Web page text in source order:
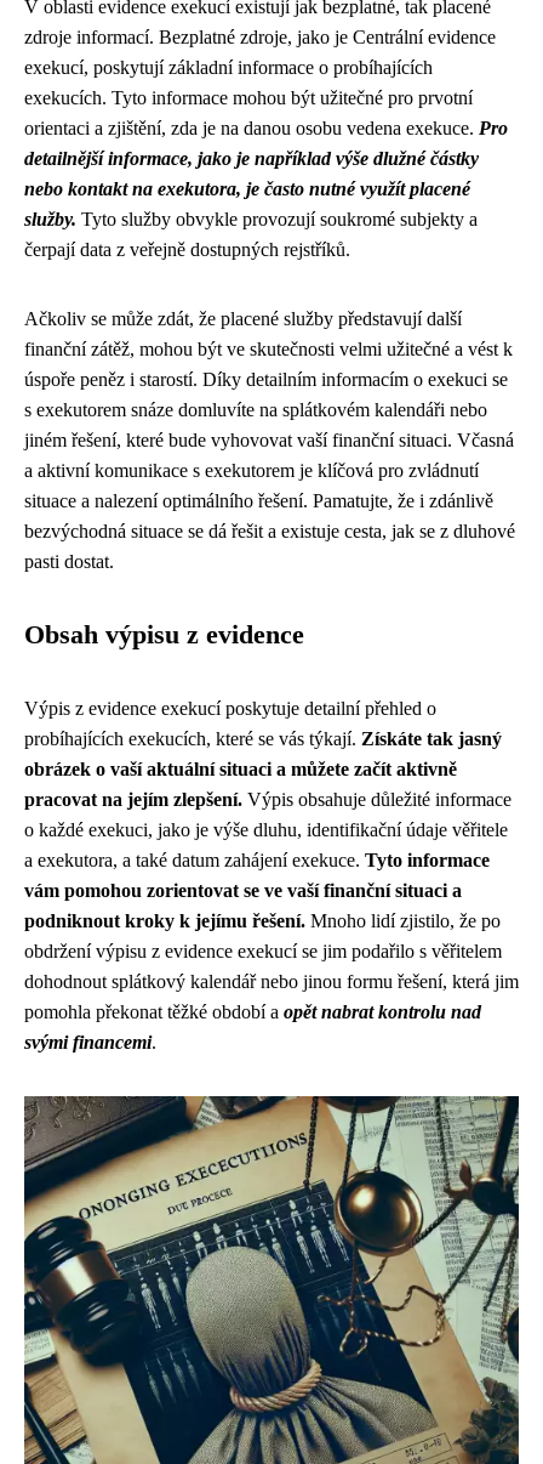
V oblasti evidence exekucí existují jak bezplatné, tak placené
zdroje informací. Bezplatné zdroje, jako je Centrální evidence
exekucí, poskytují základní informace o probíhajících
exekucích. Tyto informace mohou být užitečné pro prvotní
orientaci a zjištění, zda je na danou osobu vedena exekuce. Pro
detailnější informace, jako je například výše dlužné částky
nebo kontakt na exekutora, je často nutné využít placené
služby. Tyto služby obvykle provozují soukromé subjekty a
čerpají data z veřejně dostupných rejstříků.
Ačkoliv se může zdát, že placené služby představují další
finanční zátěž, mohou být ve skutečnosti velmi užitečné a vést k
úspoře peněz i starostí. Díky detailním informacím o exekuci se
s exekutorem snáze domluvíte na splátkovém kalendáři nebo
jiném řešení, které bude vyhovovat vaší finanční situaci. Včasná
a aktivní komunikace s exekutorem je klíčová pro zvládnutí
situace a nalezení optimálního řešení. Pamatujte, že i zdánlivě
bezvýchodná situace se dá řešit a existuje cesta, jak se z dluhové
pasti dostat.
Obsah výpisu z evidence
Výpis z evidence exekucí poskytuje detailní přehled o
probíhajících exekucích, které se vás týkají. Získáte tak jasný
obrázek o vaší aktuální situaci a můžete začít aktivně
pracovat na jejím zlepšení. Výpis obsahuje důležité informace
o každé exekuci, jako je výše dluhu, identifikační údaje věřitele
a exekutora, a také datum zahájení exekuce. Tyto informace
vám pomohou zorientovat se ve vaší finanční situaci a
podniknout kroky k jejímu řešení. Mnoho lidí zjistilo, že po
obdržení výpisu z evidence exekucí se jim podařilo s věřitelem
dohodnout splátkový kalendář nebo jinou formu řešení, která jim
pomohla překonat těžké období a opět nabrat kontrolu nad
svými financemi.